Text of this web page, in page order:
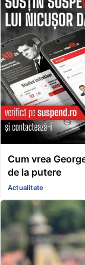
Cum vrea
de la putere
Actualitate